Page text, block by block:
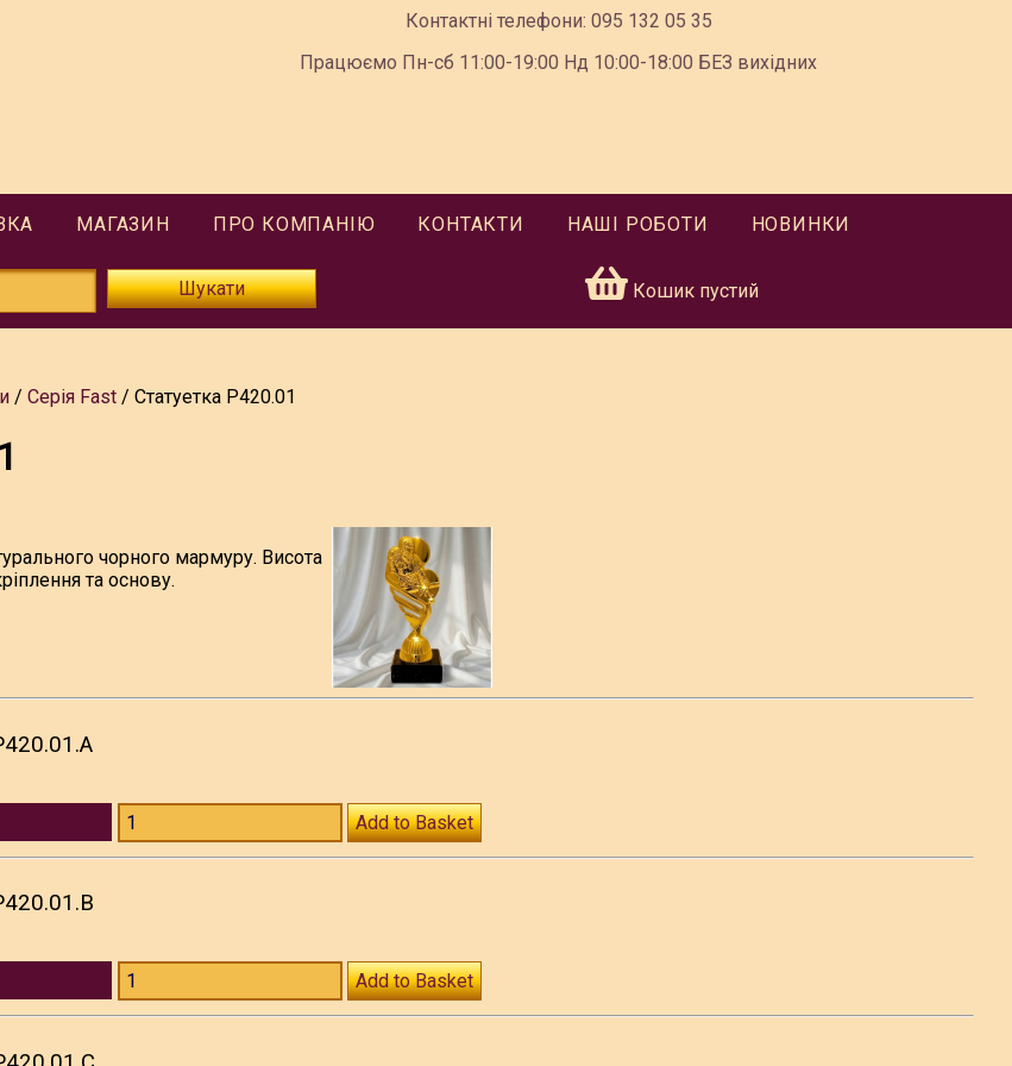
Контактні телефони: 095 132 05 35
Працюємо Пн-сб 11:00-19:00 Нд 10:00-18:00 БЕЗ вихідних
МАГАЗИН ПРО КОМПАНІЮ КОНТАКТИ НАШІ РОБОТИ НОВИНКИ
Шукати Кошик пустий
Серія Fast Статуетка P420.01
чорного мармуру. Висота
та основу.
Add to Basket
Add to Basket